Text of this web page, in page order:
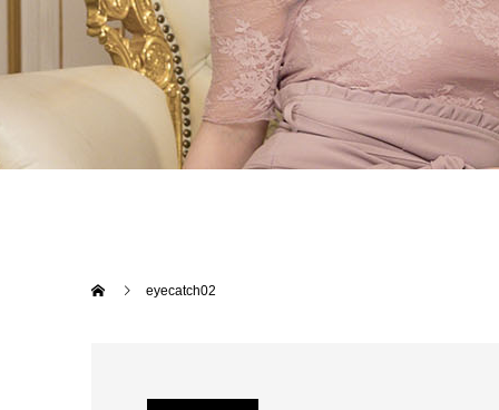
eyecatch02